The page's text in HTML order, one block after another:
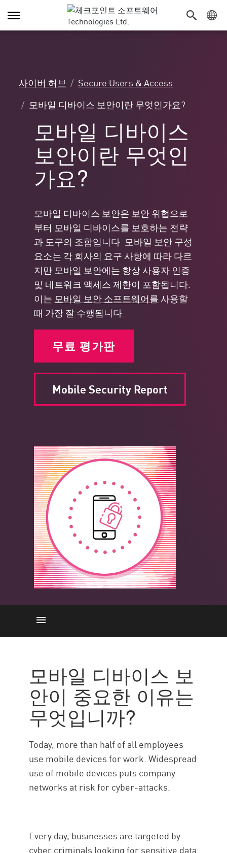
탐
색
사이버 허브
Secure Users & Access
모바일 디바이스 보안이란 무엇인가요?
모바일 디바이스
보안이란 무엇인
가요?
모바일 디바이스 보안은 보안 위협으로
부터 모바일 디바이스를 보호하는 전략
과 도구의 조합입니다. 모바일 보안 구성
요소는 각 회사의 요구 사항에 따라 다르
지만 모바일 보안에는 항상 사용자 인증
및 네트워크 액세스 제한이 포함됩니다.
이는 모바일 보안 소프트웨어를 사용할
때 가장 잘 수행됩니다.
무료 평가판
Mobile Security Report
예방 및 보호
Check Point Solution
모바일 디바이스 보
안이 중요한 이유는
무엇입니까?
Today, more than half of all employees
use mobile devices for work. Widespread
use of mobile devices puts company
networks at risk for cyber-attacks.
Every day, businesses are targeted by
cyber criminals looking for sensitive data